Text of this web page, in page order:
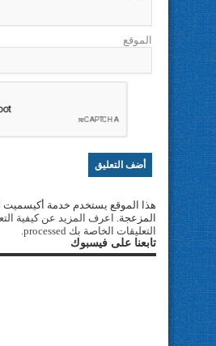
الموقع
هذا الموقع يستخدم خدمة أكيسميت
المزعجة. اعرف المزيد عن كيفية
التعليقات الخاصة بك processed
.
تابعنا على فيسبوك